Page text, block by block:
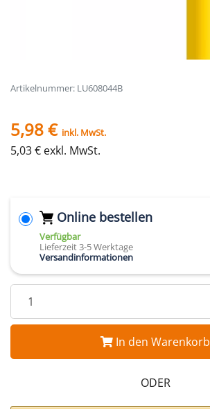
Artikelnummer: LU608044B
5,98 € inkl. MwSt.
5,03 € exkl. MwSt.
Online bestellen
Verfügbar
Lieferzeit 3-5 Werktage
Versandinformationen
In den Warenkorb
ODER